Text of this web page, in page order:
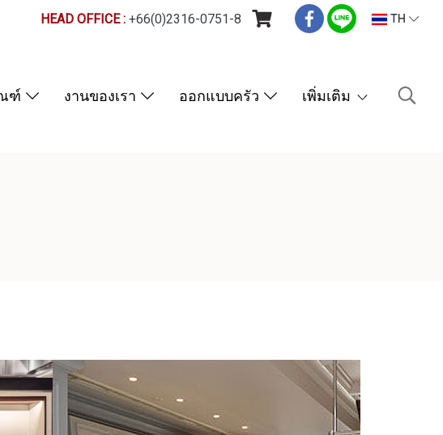
HEAD OFFICE : +66(0)2316-0751-8 TH
ณฑ์ งานของเรา ออกแบบครัว เพิ่มเติม